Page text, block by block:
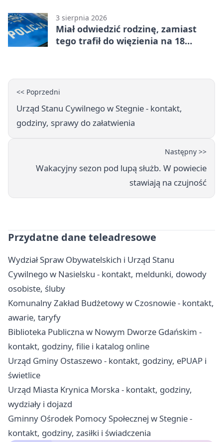
3 sierpnia 2026
Miał odwiedzić rodzinę, zamiast
tego trafił do więzienia na 18
<< Poprzedni
Urząd Stanu Cywilnego w Stegnie - kontakt,
godziny, sprawy do załatwienia
Następny >>
Wakacyjny sezon pod lupą służb. W powiecie
stawiają na czujność
Przydatne dane teleadresowe
Wydział Spraw Obywatelskich i Urząd Stanu
Cywilnego w Nasielsku - kontakt, meldunki, dowody
osobiste, śluby
Komunalny Zakład Budżetowy w Czosnowie - kontakt,
awarie, taryfy
Biblioteka Publiczna w Nowym Dworze Gdańskim -
kontakt, godziny, filie i katalog online
Urząd Gminy Ostaszewo - kontakt, godziny, ePUAP i
świetlice
Urząd Miasta Krynica Morska - kontakt, godziny,
wydziały i dojazd
Gminny Ośrodek Pomocy Społecznej w Stegnie -
kontakt, godziny, zasiłki i świadczenia